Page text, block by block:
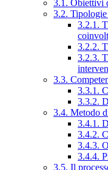
3.1. Obiettivi
3.2.
3.2.1.
3.2.2.
3.2.3.
3.3.
3.3.1.
3.3.2.
3.4. Metodo
3.4.1.
3.4.2.
3.4.3.
3.4.4.
3.5. Il